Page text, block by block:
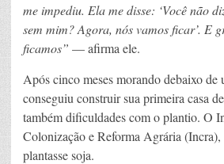
me impediu. Ela me disse: ‘Você não
sem mim? Agora, nós vamos ficar’. E
ficamos” — afirma ele.
Após cinco meses morando debaixo de
conseguiu construir sua primeira casa
também dificuldades com o plantio. O
Colonização e Reforma Agrária (Incra),
plantasse soja.